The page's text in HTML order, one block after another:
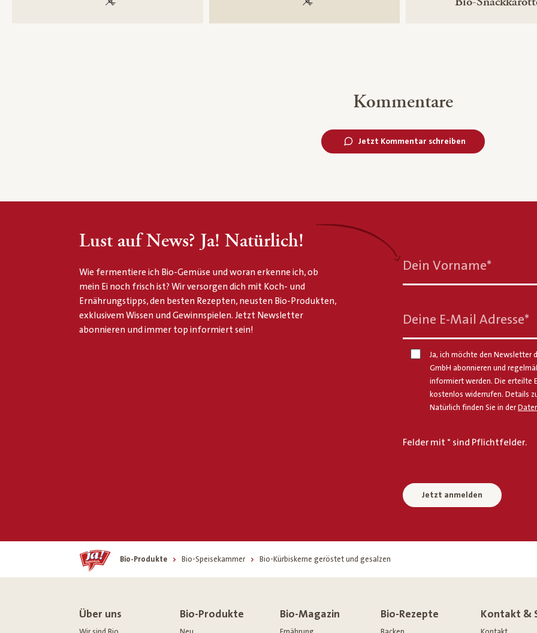
Kommentare
Jetzt Kommentar schreiben
Lust auf News? Ja! Natürlich!
Wie fermentiere ich Bio-Gemüse und woran erkenne ich, ob
mein Ei noch frisch ist? Wir versorgen dich mit Koch- und
Ernährungstipps, den besten Rezepten, neusten Bio-Produkten,
exklusivem Wissen und Gewinnspielen. Jetzt Newsletter
abonnieren und immer top informiert sein!
Dein Vorname*
Deine E-Mail Adresse*
Ja, ich möchte den Newsletter
GmbH abonnieren und
informiert werden. Die erteilte
kostenlos widerrufen. Details
Natürlich finden Sie in der
Felder mit * sind Pflichtfelder.
Jetzt anmelden
Home
Bio-Produkte Bio-Speisekammer Bio-Kürbiskerne geröstet und gesalzen
Über uns Bio-Produkte Bio-Magazin Bio-Rezepte Kontakt &